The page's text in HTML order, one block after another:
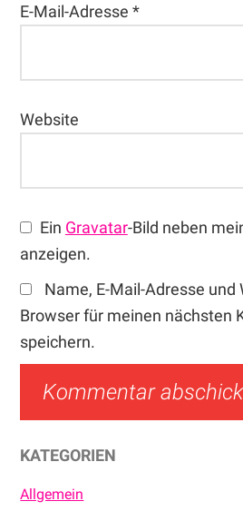
E-Mail-Adresse*
Website
Ein Gravatar-Bild neben
anzeigen.
Name, E-Mail-Adresse und
Browser für meinen nächsten
speichern.
Haupt-
Sidebar
KATEGORIEN
Allgemein